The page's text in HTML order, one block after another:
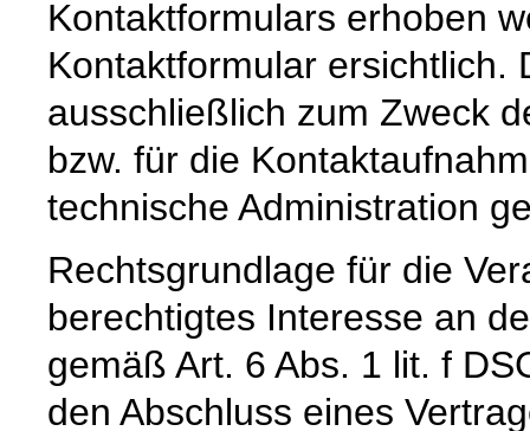
Kontaktformulars erhoben
Kontaktformular ersichtlich.
ausschließlich zum Zweck
bzw. für die
technische Administration
Rechtsgrundlage für die
berechtigtes Interesse an
gemäß Art. 6 Abs. 1 lit. f
den Abschluss eines